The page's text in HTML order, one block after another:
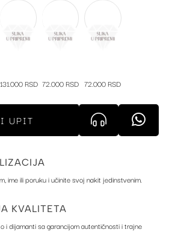
131.000 RSD 72.000 RSD 72.000 RSD
UPIT
ime ili poruku i učinite svoj nakit jedinstvenim.
KVALITETA
i dijamanti sa garancijom autentičnosti i trajne